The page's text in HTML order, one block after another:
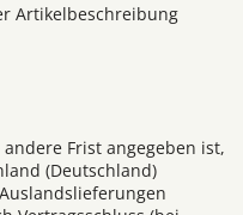
Artikelbeschreibung
Frist angegeben ist,
(Deutschland)